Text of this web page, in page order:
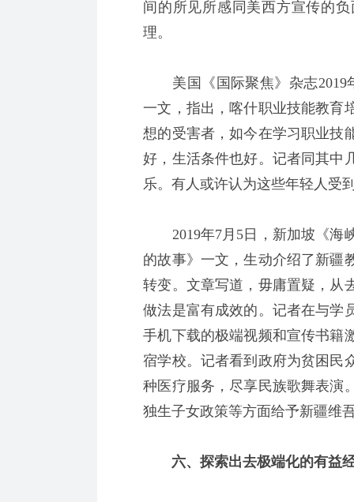
间的所见所感同美西方宣传的
理。
美国《国际聚焦》杂志2019
一文，指出，喀什职业技能教育
想的受害者，如今在学习职业技
好，生活条件也好。记者同其中
乐。有人或许认为这些年轻人受
2019年7月5日，新加坡《海
的故事》一文，生动介绍了新疆
转变。文章写道，毋庸置疑，从
做法是富有成效的。记者在与学
手机下载的极端视频和宣传书籍
宿学校。记者看到政府为贫困民
种医疗服务，尽享民族歌舞表演
独生子女政策等方面给予新疆维
六、探索出去极端化的有益